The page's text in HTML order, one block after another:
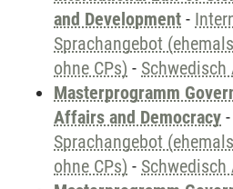
and Development -
Sprachangebot
ohne CPs) - Schwedisch
Masterprogramm
Affairs and Democracy -
Sprachangebot
ohne CPs) - Schwedisch